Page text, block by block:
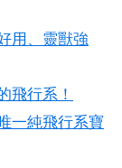
用、靈獸強
飛行系！
一純飛行系寶